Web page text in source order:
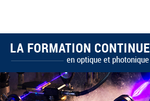
LA FORMATION CONTINUE
en optique et photonique